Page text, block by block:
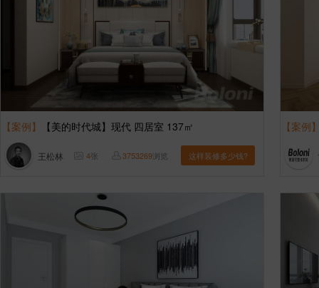
【案例】 【美的时代城】现代 四居室 137㎡
王松林 4张 3753269浏览 这样装修多少钱?
【案例